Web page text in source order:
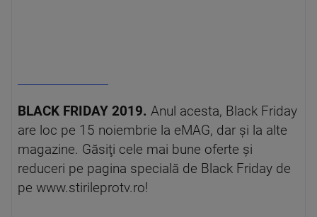
BLACK FRIDAY 2019. Anul acesta, Black Friday
are loc pe 15 noiembrie la eMAG, dar şi la alte
magazine. Găsiţi cele mai bune oferte și
reduceri pe pagina specială de Black Friday de
pe www.stirileprotv.ro!